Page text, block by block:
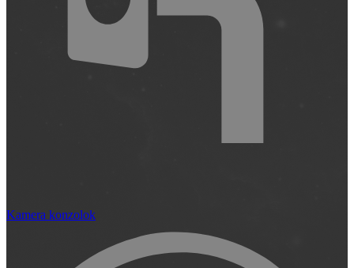
Kamera konzolok